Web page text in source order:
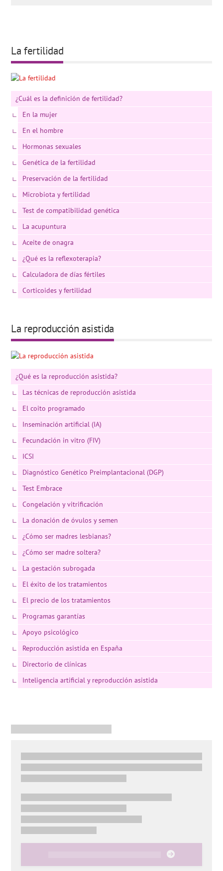
La fertilidad
¿Cuál es la definición de fertilidad?
En la mujer
En el hombre
Hormonas sexuales
Genética de la fertilidad
Preservación de la fertilidad
Microbiota y fertilidad
Test de compatibilidad genética
La acupuntura
Aceite de onagra
¿Qué es la reflexoterapia?
Calculadora de días fértiles
Corticoides y fertilidad
La reproducción asistida
¿Qué es la reproducción asistida?
Las técnicas de reproducción asistida
El coito programado
Inseminación artificial (IA)
Fecundación in vitro (FIV)
ICSI
Diagnóstico Genético Preimplantacional (DGP)
Test Embrace
Congelación y vitrificación
La donación de óvulos y semen
¿Cómo ser madres lesbianas?
¿Cómo ser madre soltera?
La gestación subrogada
El éxito de los tratamientos
El precio de los tratamientos
Programas garantías
Apoyo psicológico
Reproducción asistida en España
Directorio de clínicas
Inteligencia artificial y reproducción asistida